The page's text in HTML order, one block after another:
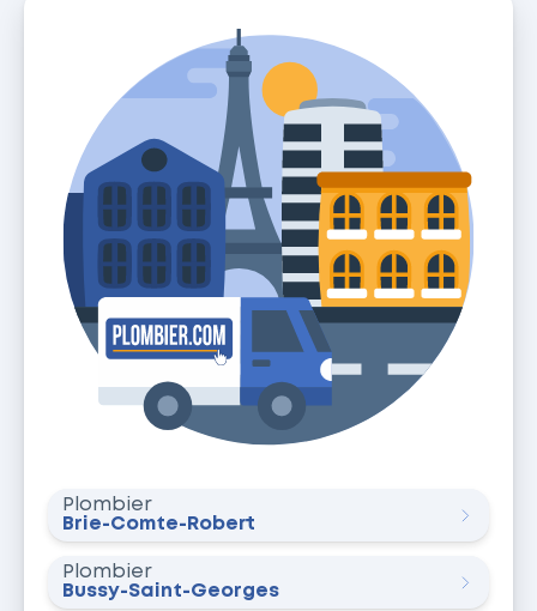
Plombier
Brie-Comte-Robert
Plombier
Bussy-Saint-Georges